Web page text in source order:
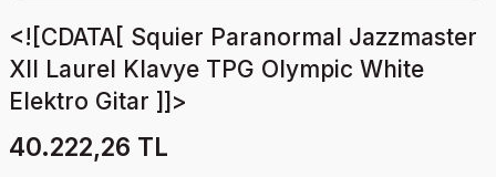
<![CDATA[ Squier Paranormal Jazzmaster
XII Laurel Klavye TPG Olympic White
Elektro Gitar ]]>
40.222,26 TL